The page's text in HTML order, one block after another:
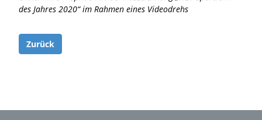
des Jahres 2020“ im Rahmen eines Videodrehs
Zurück